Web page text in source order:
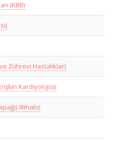
(KBB)
Zührevi Hastalıklar)
Kardiyolojisi)
iltihabı)